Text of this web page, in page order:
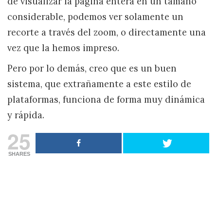
considerable, podemos ver solamente un
recorte a través del zoom, o directamente una
vez que la hemos impreso.
Pero por lo demás, creo que es un buen
sistema, que extrañamente a este estilo de
plataformas, funciona de forma muy dinámica
y rápida.
25
SHARES